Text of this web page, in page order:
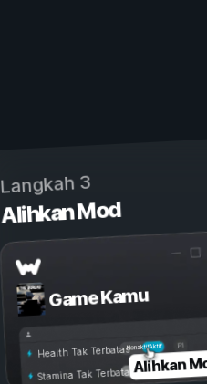
Langkah 3
Alihkan Mod
Game Kamu
Aktif
Nonaktif
Health Tak Terbatas
Stamina Tak TerbatasAlihkan